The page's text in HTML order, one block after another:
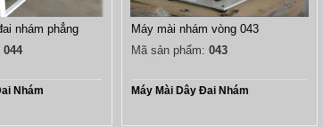
nhám phẳng
044
Nhám
Máy mài nhám vòng 043
Mã sản phẩm: 043
Máy Mài Dây Đai Nhám